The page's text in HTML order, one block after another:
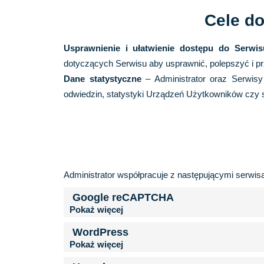
Cele
Usprawnienie i ułatwienie dostępu do
dotyczących Serwisu aby usprawnić, polepszyć i
Dane statystyczne– Administratororaz
odwiedzin, statystyki Urządzeń Użytkowników czy
Administrator współpracuje z następującymi
Google reCAPTCHA
WordPress